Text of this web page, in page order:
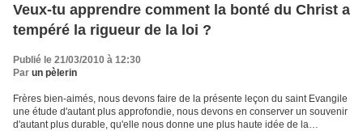
Veux-tu apprendre comment la bonté du Christ a
tempéré la rigueur de la loi ?
Publié le 21/03/2010 à 12:30
Par un pèlerin
Frères bien-aimés, nous devons faire de la présente leçon du saint Evangile
une étude d'autant plus approfondie, nous devons en conserver un souvenir
d'autant plus durable, qu'elle nous donne une plus haute idée de la